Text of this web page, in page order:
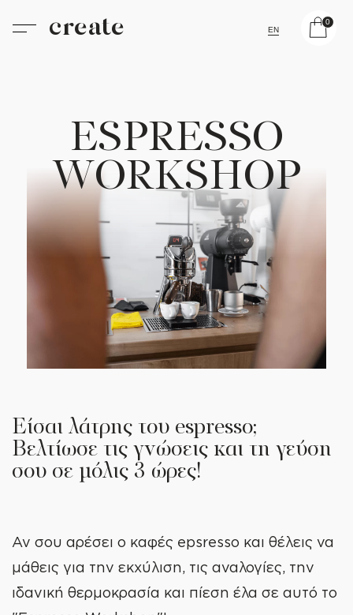
create
0
EN
ESPRESSO
WORKSHOP
Είσαι λάτρης του espresso;
Βελτίωσε τις γνώσεις και τη γεύση
σου σε μόλις 3 ώρες!
Αν σου αρέσει ο καφές epsresso και θέλεις να
μάθεις για την εκχύλιση, τις αναλογίες, την
ιδανική θερμοκρασία και πίεση έλα σε αυτό το